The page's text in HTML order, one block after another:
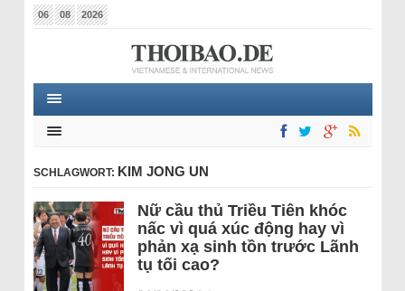
06 08 2026
SCHLAGWORT: KIM JONG UN
Nữ cầu thủ Triều Tiên khóc
nấc vì quá xúc động hay vì
phản xạ sinh tồn trước Lãnh
tụ tối cao?